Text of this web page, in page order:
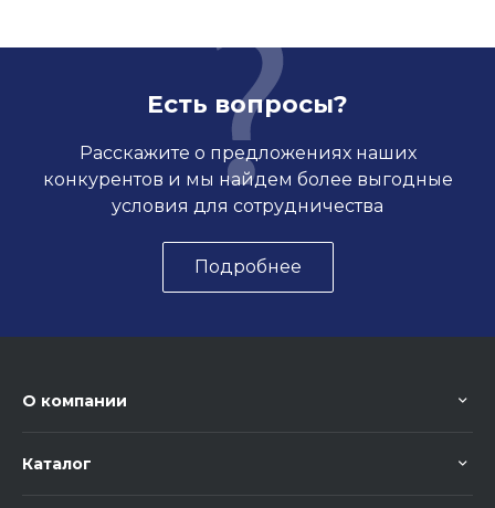
Есть вопросы?
Расскажите о предложениях наших
конкурентов и мы найдем более выгодные
условия для сотрудничества
Подробнее
О компании
Каталог